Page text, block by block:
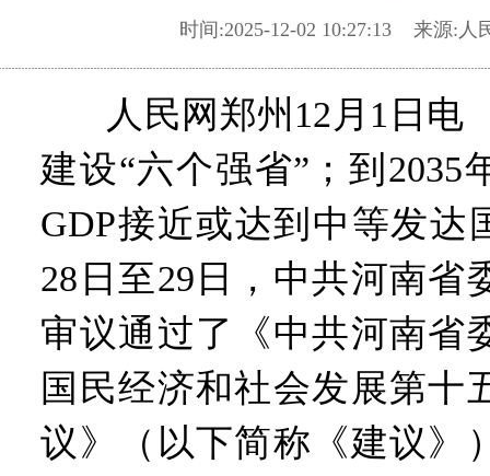
河南省政协十三届常委会
习近平对防汛救灾工作作出
郑州、济南、青岛三城联合
2026年“文明实践进基层”主
省政协十三届常委会第二十
“七一勋章”获得者丨“炼油
“建设社会主义现代化强国
豫篮联赛结束第十七轮争夺
算力，正在重新“耕种”中原
河南省二十条硬核举措出
河南省主汛期防汛抗旱工
“从根本上改变了中国人
时间:2025-12-02 10:27:13 来源: 人
人民网郑州12月1日电
建设“六个强省”；到2035
GDP接近或达到中等发
28日至29日，中共河南省
审议通过了《中共河南省
国民经济和社会发展第十
议》（以下简称《建议》